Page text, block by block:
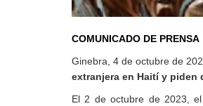
COMUNICADO DE PRENSA
Ginebra, 4 de octubre de
extranjera en Haití y piden
El 2 de octubre de 2023,